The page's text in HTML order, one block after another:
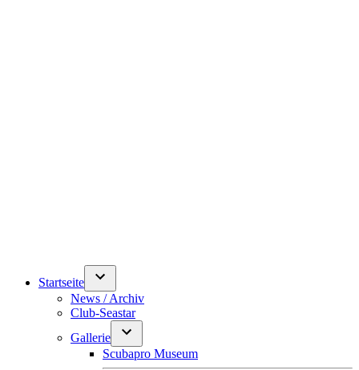
Startseite
News / Archiv
Club-Seastar
Gallerie
Scubapro Museum